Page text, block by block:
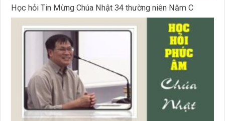
Học hỏi Tin Mừng Chúa Nhật 34 thường niên Năm C